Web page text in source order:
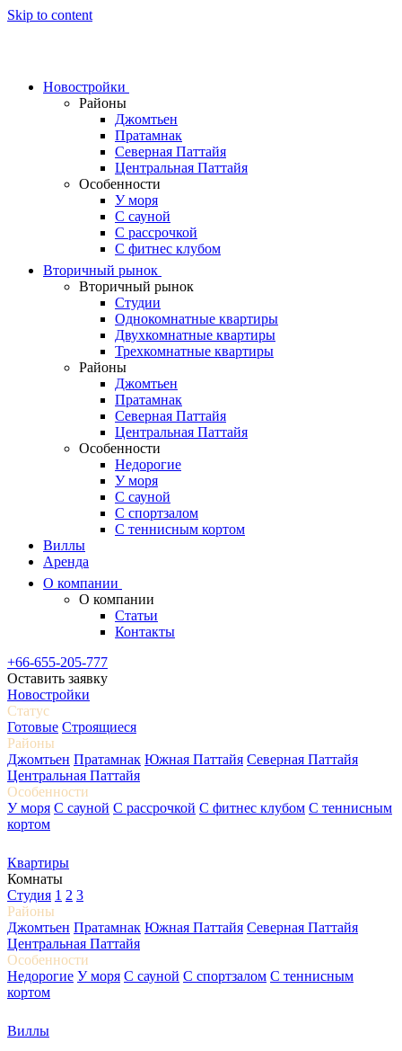
Skip to content
Новостройки
Районы
Джомтьен
Пратамнак
Северная Паттайя
Центральная Паттайя
Особенности
У моря
С сауной
С рассрочкой
С фитнес клубом
Вторичный рынок
Вторичный рынок
Студии
Однокомнатные квартиры
Двухкомнатные квартиры
Трехкомнатные квартиры
Районы
Джомтьен
Пратамнак
Северная Паттайя
Центральная Паттайя
Особенности
Недорогие
У моря
С сауной
С спортзалом
С теннисным кортом
Виллы
Аренда
О компании
О компании
Статьи
Контакты
+66-655-205-777
Оставить заявку
Новостройки
Статус
Готовые Строящиеся
Районы
Джомтьен Пратамнак Южная Паттайя Северная Паттайя
Центральная Паттайя
Особенности
У моря С сауной С рассрочкой С фитнес клубом С теннисным
кортом
Квартиры
Комнаты
Студия 1 2 3
Районы
Джомтьен Пратамнак Южная Паттайя Северная Паттайя
Центральная Паттайя
Особенности
Недорогие У моря С сауной С спортзалом С теннисным
кортом
Виллы